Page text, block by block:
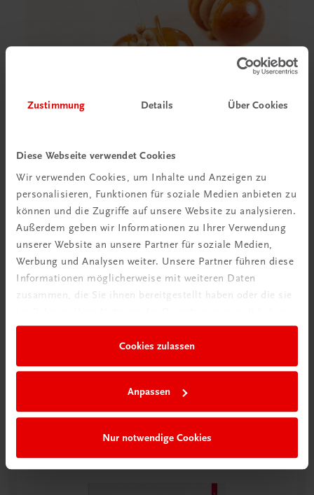
Zustimmung Details Über Cookies
Diese Webseite verwendet Cookies
Wir verwenden Cookies, um Inhalte und Anzeigen zu
personalisieren, Funktionen für soziale Medien anbieten zu
können und die Zugriffe auf unsere Website zu analysieren.
Außerdem geben wir Informationen zu Ihrer Verwendung
unserer Website an unsere Partner für soziale Medien,
Werbung und Analysen weiter. Unsere Partner führen diese
Informationen möglicherweise mit weiteren Daten
zusammen, die Sie ihnen bereitgestellt haben oder die sie
Cookies zulassen
Anpassen
Nur notwendige Cookies